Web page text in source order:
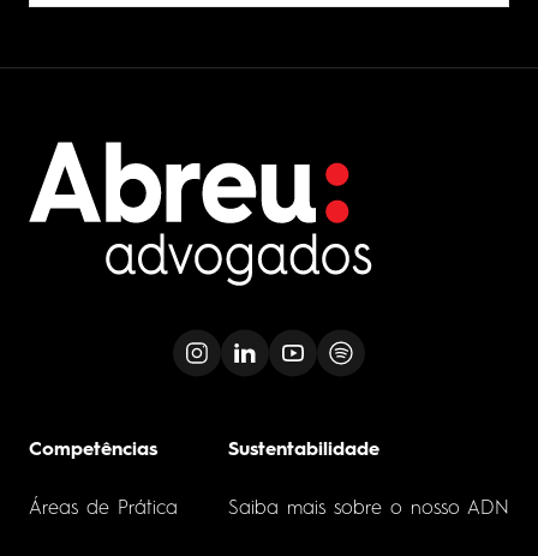
Competências
Áreas de Prática
Sustentabilidade
Saiba mais sobre o nosso ADN